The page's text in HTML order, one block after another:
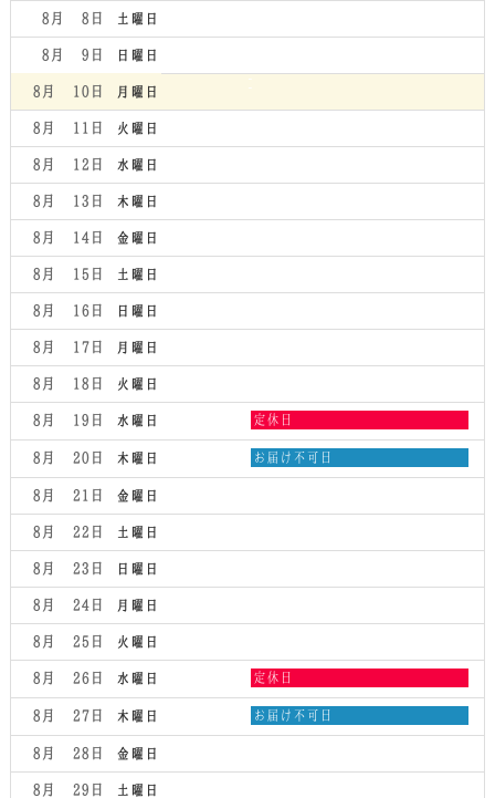
2026
2026
土曜日
8月 8
日曜日
8月 9
月曜日
8月 10
火曜日
8月 11
水曜日
8月 12
木曜日
8月 13
金曜日
8月 14
土曜日
8月 15
日曜日
8月 16
月曜日
8月 17
火曜日
8月 18
水曜日
8月 19
水
日,
8
2026
定休日
木曜日
8月 20
木
2026
お届け不可日
金曜日
8月 21
土曜日
8月 22
日曜日
8月 23
月曜日
8月 24
火曜日
8月 25
水曜日
8月 26
水
日,
8
2026
定休日
木曜日
8月 27
木
お届け不可日
金曜日
8月 28
土曜日
8月 29